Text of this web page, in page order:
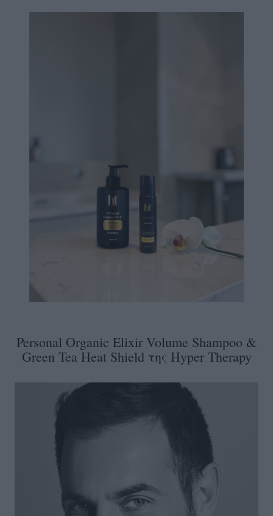
Personal Organic Elixir Volume Shampoo &
Green Tea Heat Shield της Hyper Therapy